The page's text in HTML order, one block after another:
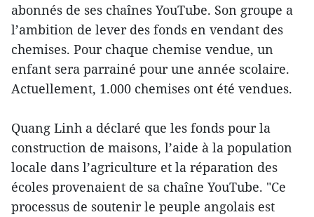
abonnés de ses chaînes YouTube. Son groupe a
l’ambition de lever des fonds en vendant des
chemises. Pour chaque chemise vendue, un
enfant sera parrainé pour une année scolaire.
Actuellement, 1.000 chemises ont été vendues.
Quang Linh a déclaré que les fonds pour la
construction de maisons, l’aide à la population
locale dans l’agriculture et la réparation des
écoles provenaient de sa chaîne YouTube. "Ce
processus de soutenir le peuple angolais est